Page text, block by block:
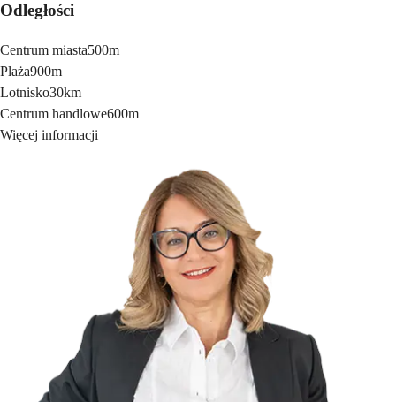
Odległości
Centrum miasta500m
Plaża900m
Lotnisko30km
Centrum handlowe600m
Więcej informacji